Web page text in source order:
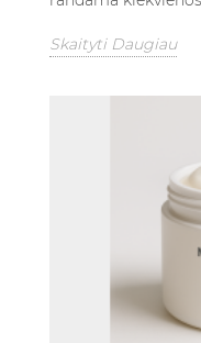
Skaityti Daugiau